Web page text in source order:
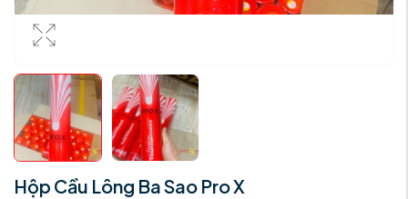
Hộp Cầu Lông Ba Sao Pro X